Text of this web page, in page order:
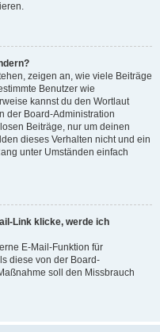
zeigen an, wie viele Beiträge
Benutzer wie
kannst du den Wortlaut
der Board-Administration
Beiträge, nur um deinen
dieses Verhalten nicht und ein
unter Umständen einfach
Link klicke, werde ich
E-Mail-Funktion für
diese von der Board-
soll den Missbrauch